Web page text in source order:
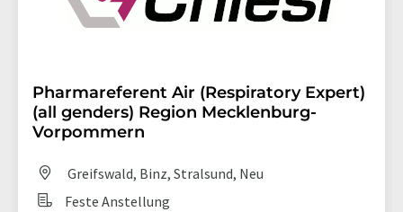
Pharmareferent Air (Respiratory Expert)
(all genders) Region Mecklenburg-
Vorpommern
Greifswald, Binz, Stralsund, Neu
Feste Anstellung